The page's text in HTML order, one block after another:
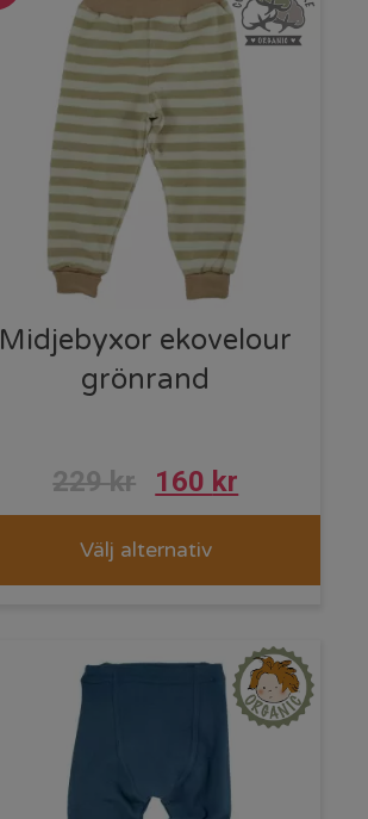
Midjebyxor ekovelour
grönrand
229kr 160 kr
Välj alternativ